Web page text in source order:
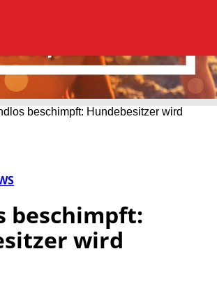
beschimpft: Hundebesitzer wird
beschimpft:
wird